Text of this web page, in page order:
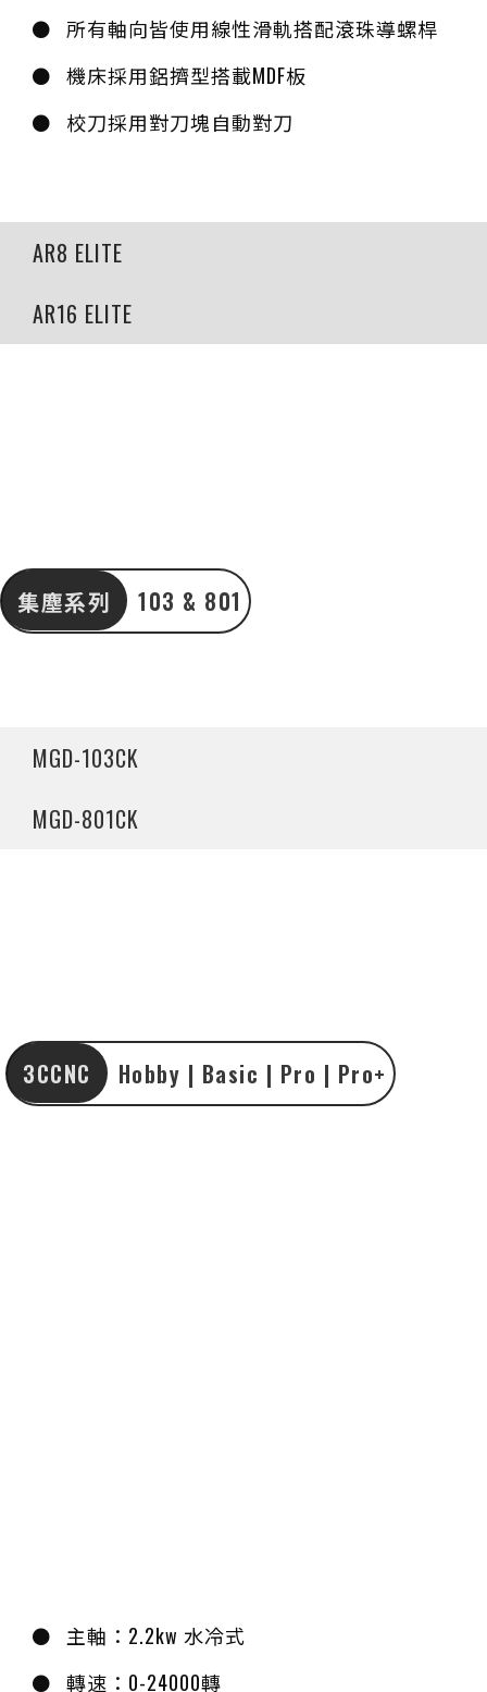
所有軸向皆使用線性滑軌搭配滾珠導螺桿
機床採用鋁擠型搭載MDF板
校刀採用對刀塊自動對刀
AR8 ELITE
AR16 ELITE
集塵系列 103 & 801
MGD-103CK
MGD-801CK
3CCNC Hobby | Basic | Pro | Pro+
主軸：2.2kw 水冷式
轉速：0-24000轉